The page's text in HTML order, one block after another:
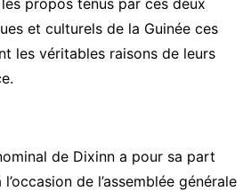
et culturels de la Guinée ces
les véritables raisons de leurs
de Dixinn a pour sa part
de l’assemblée générale